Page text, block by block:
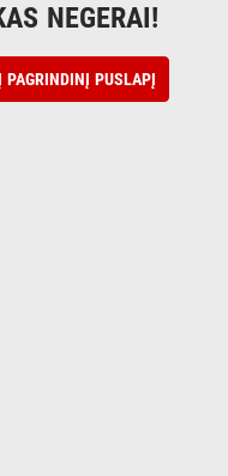
NEGERAI!
PAGRINDINĮ PUSLAPĮ